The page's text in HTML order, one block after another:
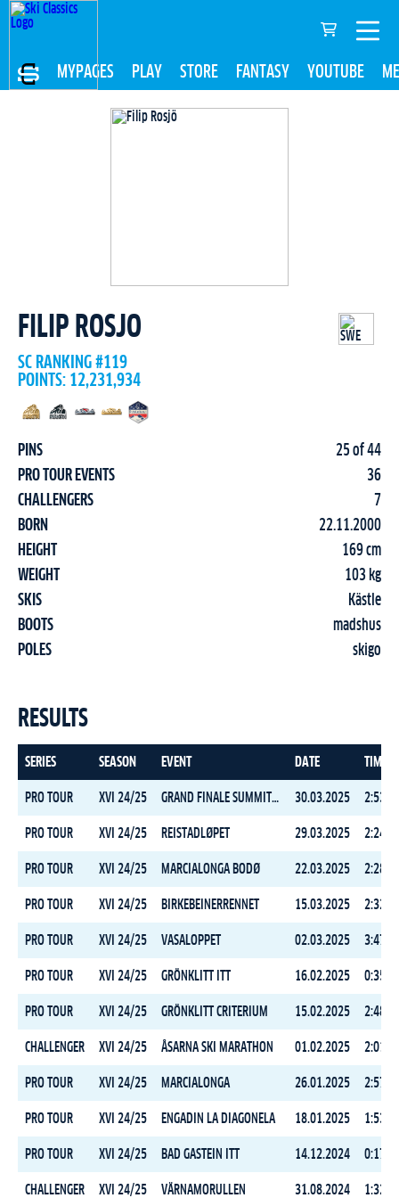
MYPAGES PLAY STORE FANTASY YOUTUBE
FILIP ROSJO
SC RANKING #119
POINTS: 12,231,934
PINS
25 of 44
PRO TOUR EVENTS
36
CHALLENGERS
7
BORN
22.11.2000
HEIGHT
169 cm
WEIGHT
103 kg
SKIS
Kästle
BOOTS
madshus
POLES
skigo
RESULTS
SERIES SEASON EVENT DATE TIME
PRO TOUR XVI 24/25 GRAND FINALE SUMMIT 2 SENJA 30.03.2025
PRO TOUR XVI 24/25 REISTADLØPET 29.03.2025
PRO TOUR XVI 24/25 MARCIALONGA BODØ 22.03.2025
PRO TOUR XVI 24/25 BIRKEBEINERRENNET 15.03.2025
PRO TOUR XVI 24/25 VASALOPPET 02.03.2025
PRO TOUR XVI 24/25 GRÖNKLITT ITT 16.02.2025
PRO TOUR XVI 24/25 GRÖNKLITT CRITERIUM 15.02.2025
CHALLENGER XVI 24/25 ÅSARNA SKI MARATHON 01.02.2025
PRO TOUR XVI 24/25 MARCIALONGA 26.01.2025
PRO TOUR XVI 24/25 ENGADIN LA DIAGONELA 18.01.2025
PRO TOUR XVI 24/25 BAD GASTEIN ITT 14.12.2024
CHALLENGER XVI 24/25 VÄRNAMORULLEN 31.08.2024